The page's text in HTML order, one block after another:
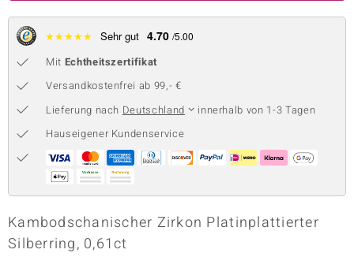
Collection
Classics
★★★★★ Sehr gut 4.70 /5.00
Mit Echtheitszertifikat
Versandkostenfrei ab 99,- €
Lieferung nach Deutschland
innerhalb von 1-3 Tagen
Hauseigener Kundenservice
Kambodschanischer Zirkon Platinplattierter
Silberring, 0,61ct